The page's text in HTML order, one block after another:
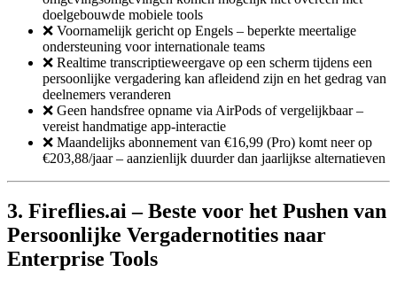
doelgebouwde mobiele tools
❌ Voornamelijk gericht op Engels – beperkte meertalige
ondersteuning voor internationale teams
❌ Realtime transcriptieweergave op een scherm tijdens een
persoonlijke vergadering kan afleidend zijn en het gedrag van
deelnemers veranderen
❌ Geen handsfree opname via AirPods of vergelijkbaar –
vereist handmatige app-interactie
❌ Maandelijks abonnement van €16,99 (Pro) komt neer op
€203,88/jaar – aanzienlijk duurder dan jaarlijkse alternatieven
3. Fireflies.ai – Beste voor het Pushen van
Persoonlijke Vergadernotities naar
Enterprise Tools